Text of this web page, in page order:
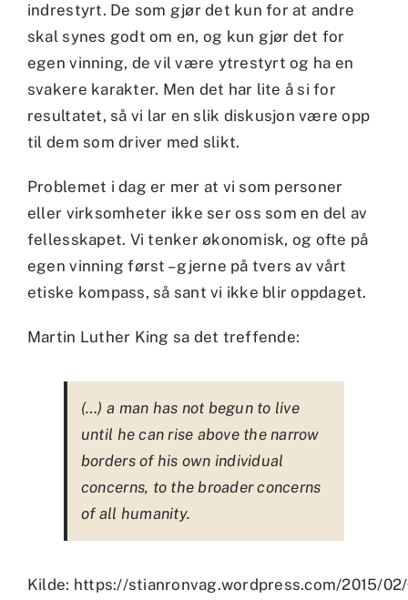
indrestyrt. De som gjør det kun for at andre
skal synes godt om en, og kun gjør det for
egen vinning, de vil være ytrestyrt og ha en
svakere karakter. Men det har lite å si for
resultatet, så vi lar en slik diskusjon være opp
til dem som driver med slikt.
Problemet i dag er mer at vi som personer
eller virksomheter ikke ser oss som en del av
fellesskapet. Vi tenker økonomisk, og ofte på
egen vinning først – gjerne på tvers av vårt
etiske kompass, så sant vi ikke blir oppdaget.
Martin Luther King sa det treffende:
(…) a man has not begun to live
until he can rise above the narrow
borders of his own individual
concerns, to the broader concerns
of all humanity.
Kilde: https://stianronvag.wordpress.com/2015/